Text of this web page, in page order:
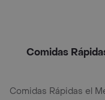
Comidas
Comidas Rápidas el